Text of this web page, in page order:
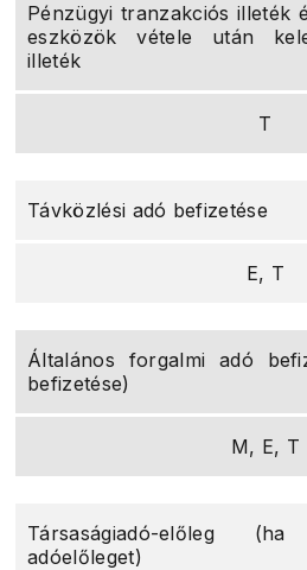
Pénzügyi tranzakciós illeték
eszközök vétele után
illeték
T
Távközlési adó befizetése
E, T
Általános forgalmi adó
befizetése)
M, E, T
Társaságiadó-előleg
adóelőleget)